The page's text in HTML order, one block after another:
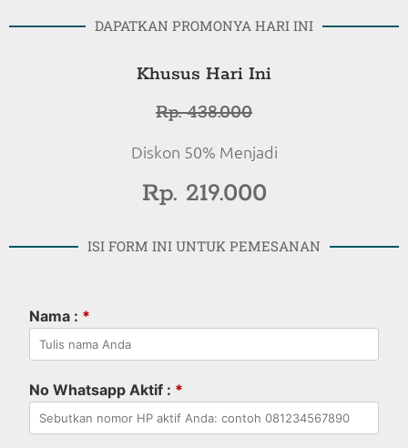
DAPATKAN PROMONYA HARI INI
Khusus Hari Ini
Rp. 438.000
Diskon 50% Menjadi
Rp. 219.000
ISI FORM INI UNTUK PEMESANAN
Nama : *
No Whatsapp Aktif : *